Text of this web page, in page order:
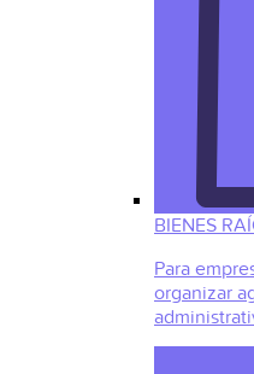
BIENES
Para
organizar